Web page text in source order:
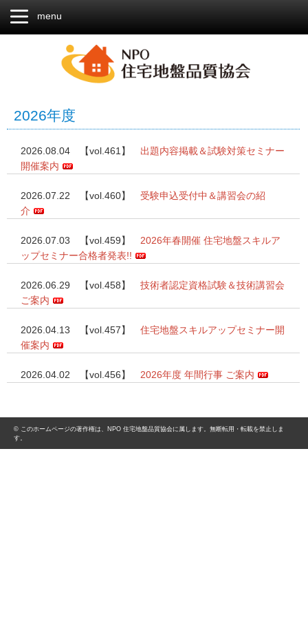
menu
2026年度
2026.08.04 【vol.461】 出題内容掲載＆試験対策セミナー
開催案内
2026.07.22 【vol.460】 受験申込受付中＆講習会の紹
介
2026.07.03 【vol.459】 2026年春開催 住宅地盤スキルア
ップセミナー合格者発表!!
2026.06.29 【vol.458】 技術者認定資格試験＆技術講習会
ご案内
2026.04.13 【vol.457】 住宅地盤スキルアップセミナー開
催案内
2026.04.02 【vol.456】 2026年度 年間行事 ご案内
© このホームページの著作権は、NPO 住宅地盤品質協会に属します。無断転用・転載を禁止しま
す。